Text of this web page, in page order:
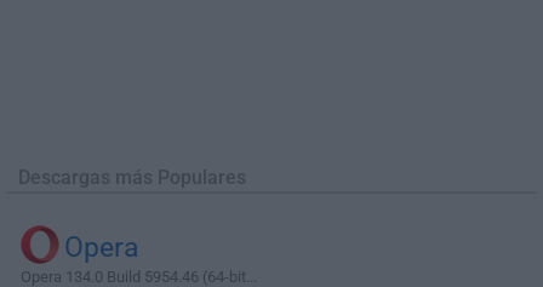
Descargas más Populares
Opera
Opera 134.0 Build 5954.46 (64-bit...